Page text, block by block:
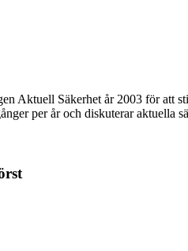
Aktuell Säkerhet år 2003 för att
per år och diskuterar aktuella